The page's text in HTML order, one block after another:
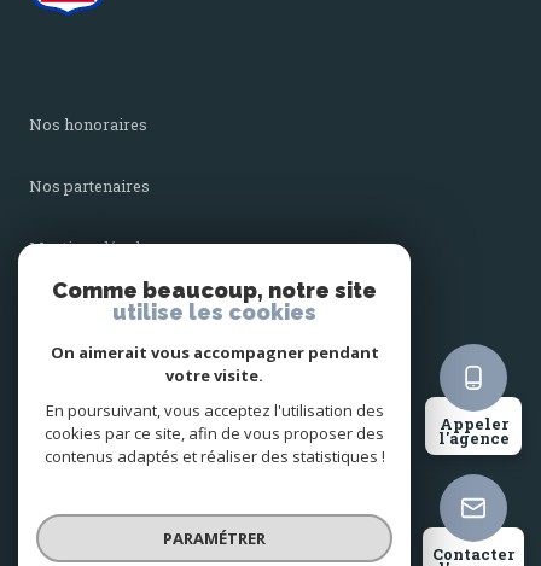
Appeler
l'agence
Contacter
nos honoraires
nos partenaires
mentions légales
cookies
© 2026 | Tous droits réservés
Comme beaucoup, notre site
utilise les cookies
On aimerait vous accompagner pendant
votre visite.
En poursuivant, vous acceptez l'utilisation des
cookies par ce site, afin de vous proposer des
contenus adaptés et réaliser des statistiques !
PARAMÉTRER